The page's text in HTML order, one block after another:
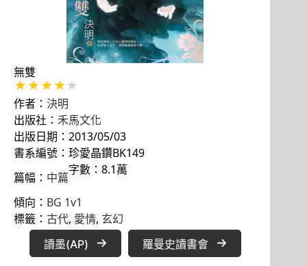
無雙
作者： 決明
出版社： 禾馬文化
出版日期：2013/05/03
書系編號：珍愛晶鑽BK149
篇幅： 中篇
字數：8.1萬
傾向： BG 1v1
標籤： 古代, 愛情, 玄幻
讀墨(AP) 羅曼史讀書會